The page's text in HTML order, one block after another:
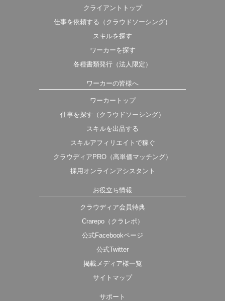
クライアントトップ
仕事を依頼する（クラウドソーシング）
スキルを探す
ワーカーを探す
各種書類発行（法人限定）
ワーカーの皆様へ
ワーカートップ
仕事を探す（クラウドソーシング）
スキルを出品する
スキルアフィリエイトで稼ぐ
クラウディアPRO（高単価マッチング）
採用オンラインアシスタント
お役立ち情報
クラウディア会員特典
Crarepo（クラレポ）
公式Facebookページ
公式Twitter
掲載メディア様一覧
サイトマップ
サポート